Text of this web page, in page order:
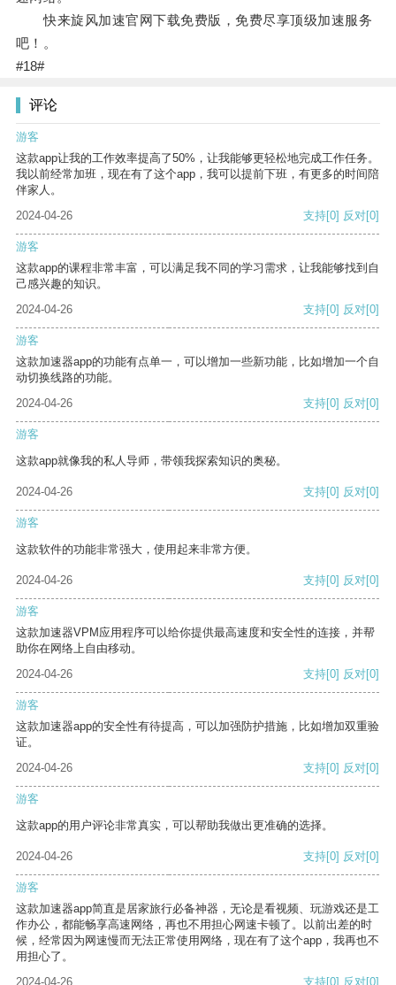
快来旋风加速官网下载免费版，免费尽享顶级加速服务
吧！。
#18#
评论
游客
这款app让我的工作效率提高了50%，让我能够更轻松地完成工作任务。
我以前经常加班，现在有了这个app，我可以提前下班，有更多的时间陪
伴家人。
2024-04-26
支持[0] 反对[0]
游客
这款app的课程非常丰富，可以满足我不同的学习需求，让我能够找到自
己感兴趣的知识。
2024-04-26
支持[0] 反对[0]
游客
这款加速器app的功能有点单一，可以增加一些新功能，比如增加一个自
动切换线路的功能。
2024-04-26
支持[0] 反对[0]
游客
这款app就像我的私人导师，带领我探索知识的奥秘。
2024-04-26 支持[0] 反对[0]
游客
这款软件的功能非常强大，使用起来非常方便。
2024-04-26 支持[0] 反对[0]
游客
这款加速器VPM应用程序可以给你提供最高速度和安全性的连接，并帮
助你在网络上自由移动。
2024-04-26
支持[0] 反对[0]
游客
这款加速器app的安全性有待提高，可以加强防护措施，比如增加双重验
证。
2024-04-26
支持[0] 反对[0]
游客
这款app的用户评论非常真实，可以帮助我做出更准确的选择。
2024-04-26 支持[0] 反对[0]
游客
这款加速器app简直是居家旅行必备神器，无论是看视频、玩游戏还是工
作办公，都能畅享高速网络，再也不用担心网速卡顿了。以前出差的时
候，经常因为网速慢而无法正常使用网络，现在有了这个app，我再也不
用担心了。
2024-04-26
支持[0] 反对[0]